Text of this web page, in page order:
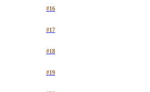
#16
#17
#18
#19